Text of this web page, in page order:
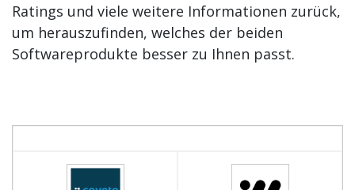
Ratings und viele weitere Informationen zurück,
um herauszufinden, welches der beiden
Softwareprodukte besser zu Ihnen passt.